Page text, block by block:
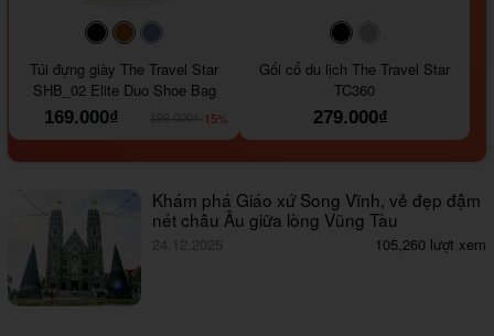
#000000#964B00
Túi đựng giày The Travel Star
SHB_02 Elite Duo Shoe Bag
169.000₫
-15%
#000000
Gối cổ du lịch The Travel Star
TC360
279.000₫
Khám phá Giáo xứ Song Vĩnh, vẻ đẹp đậm
nét châu Âu giữa lòng Vũng Tàu
24.12.2025 105,260 lượt xem